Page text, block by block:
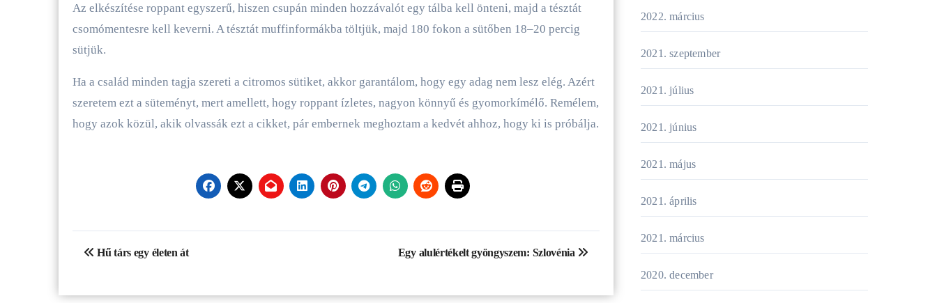
Az elkészítése roppant egyszerű, hiszen csupán minden hozzávalót egy tálba kell önteni, majd a tésztát
csomómentesre kell keverni. A tésztát muffinformákba töltjük, majd 180 fokon a sütőben 18–20 percig
sütjük.
Ha a család minden tagja szereti a citromos sütiket, akkor garantálom, hogy egy adag nem lesz elég. Azért
szeretem ezt a süteményt, mert amellett, hogy roppant ízletes, nagyon könnyű és gyomorkímélő. Remélem,
hogy azok közül, akik olvassák ezt a cikket, pár embernek meghoztam a kedvét ahhoz, hogy ki is próbálja.
Bejegyzés
Hű társ egy életen át Egy alulértékelt gyöngyszem: Szlovénia
2022. március
2021. szeptember
2021. július
2021. június
2021. május
2021. április
2021. március
2020. december